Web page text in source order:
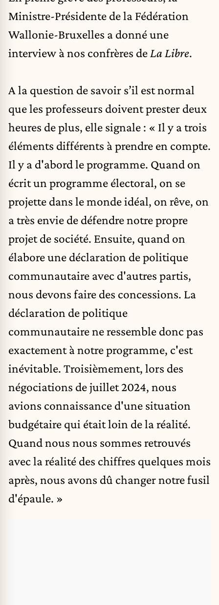
Ministre-Présidente de la Fédération
Wallonie-Bruxelles a donné une
interview à nos confrères de La Libre.
A la question de savoir s’il est normal
que les professeurs doivent prester deux
heures de plus, elle signale : « Il y a trois
éléments différents à prendre en compte.
Il y a d'abord le programme. Quand on
écrit un programme électoral, on se
projette dans le monde idéal, on rêve, on
a très envie de défendre notre propre
projet de société. Ensuite, quand on
élabore une déclaration de politique
communautaire avec d'autres partis,
nous devons faire des concessions. La
déclaration de politique
communautaire ne ressemble donc pas
exactement à notre programme, c'est
inévitable. Troisièmement, lors des
négociations de juillet 2024, nous
avions connaissance d'une situation
budgétaire qui était loin de la réalité.
Quand nous nous sommes retrouvés
avec la réalité des chiffres quelques mois
après, nous avons dû changer notre fusil
d'épaule. »